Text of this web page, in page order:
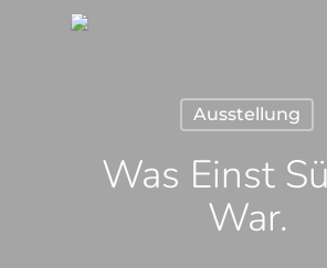
Ausstellung
Was Einst
War.